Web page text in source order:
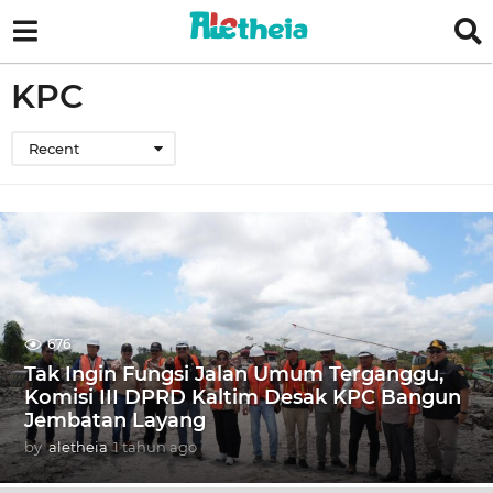
KPC
Recent
676
Tak Ingin Fungsi Jalan Umum Terganggu,
Komisi III DPRD Kaltim Desak KPC Bangun
Jembatan Layang
by aletheia 1 tahun ago1
a